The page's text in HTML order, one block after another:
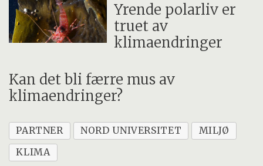
Yrende polarliv er
truet av
klimaendringer
Kan det bli færre mus av
klimaendringer?
PARTNER NORD UNIVERSITET
MILJØ
KLIMA